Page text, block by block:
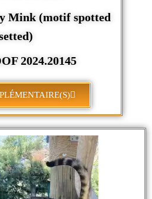
Mink (motif spotted
2024.20145